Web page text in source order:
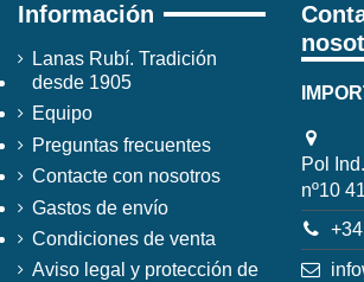
Información
Lanas Rubí. Tradición
desde 1905
Equipo
Preguntas frecuentes
Contacte con nosotros
Gastos de envío
Condiciones de venta
Aviso legal y protección de
Pol
nº10